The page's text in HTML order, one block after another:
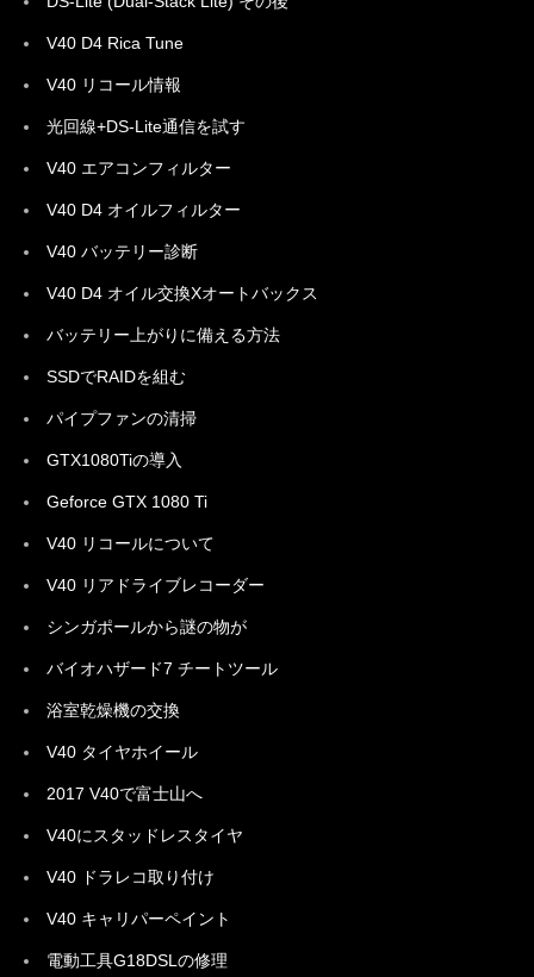
V40 D4 Rica Tune
V40 リコール情報
光回線+DS-Lite通信を試す
V40 エアコンフィルター
V40 D4 オイルフィルター
V40 バッテリー診断
V40 D4 オイル交換Xオートバックス
バッテリー上がりに備える方法
SSDでRAIDを組む
パイプファンの清掃
GTX1080Tiの導入
Geforce GTX 1080 Ti
V40 リコールについて
V40 リアドライブレコーダー
シンガポールから謎の物が
バイオハザード7 チートツール
浴室乾燥機の交換
V40 タイヤホイール
2017 V40で富士山へ
V40にスタッドレスタイヤ
V40 ドラレコ取り付け
V40 キャリパーペイント
電動工具G18DSLの修理